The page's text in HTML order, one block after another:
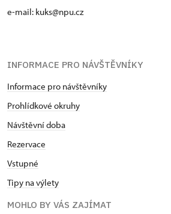
e-mail: kuks@npu.cz
INFORMACE PRO NÁVŠTĚVNÍKY
Informace pro návštěvníky
Prohlídkové okruhy
Návštěvní doba
Rezervace
Vstupné
Tipy na výlety
MOHLO BY VÁS ZAJÍMAT